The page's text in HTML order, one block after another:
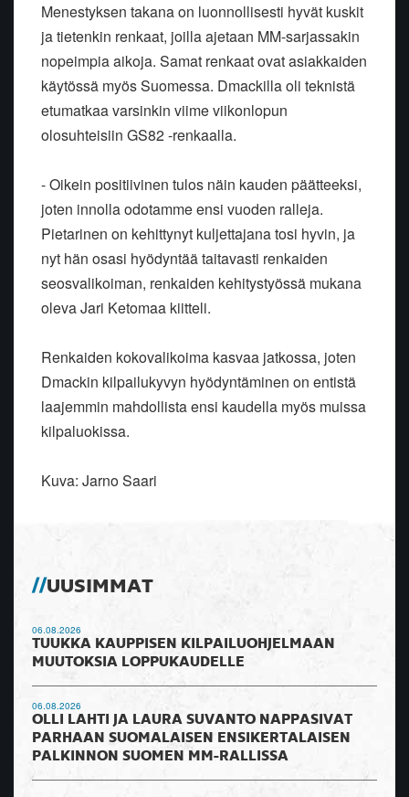
Menestyksen takana on luonnollisesti hyvät kuskit
ja tietenkin renkaat, joilla ajetaan MM-sarjassakin
nopeimpia aikoja. Samat renkaat ovat asiakkaiden
käytössä myös Suomessa. Dmackilla oli teknistä
etumatkaa varsinkin viime viikonlopun
olosuhteisiin GS82 -renkaalla.
- Oikein positiivinen tulos näin kauden päätteeksi,
joten innolla odotamme ensi vuoden ralleja.
Pietarinen on kehittynyt kuljettajana tosi hyvin, ja
nyt hän osasi hyödyntää taitavasti renkaiden
seosvalikoiman, renkaiden kehitystyössä mukana
oleva Jari Ketomaa kiitteli.
Renkaiden kokovalikoima kasvaa jatkossa, joten
Dmackin kilpailukyvyn hyödyntäminen on entistä
laajemmin mahdollista ensi kaudella myös muissa
kilpaluokissa.
Kuva: Jarno Saari
UUSIMMAT
06.08.2026
TUUKKA KAUPPISEN KILPAILUOHJELMAAN
MUUTOKSIA LOPPUKAUDELLE
06.08.2026
OLLI LAHTI JA LAURA SUVANTO NAPPASIVAT
PARHAAN SUOMALAISEN ENSIKERTALAISEN
PALKINNON SUOMEN MM-RALLISSA